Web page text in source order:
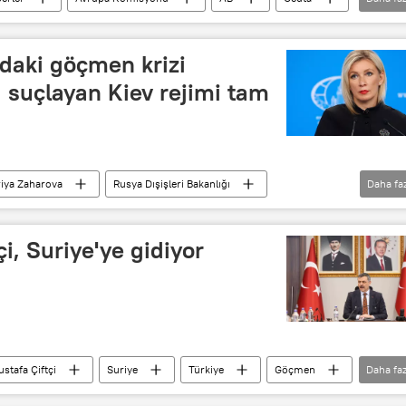
İspanya bağlantı
göçmen krizi
suçlayan Kiev rejimi tam
Zaharova
Rusya Dışişleri Bakanlığı
Sibiga İspanya
Ceuta
Daha
Suriye'ye gidiyor
Çiftçi Suriye Türkiye
Göçmen
göçmen işçiler
geri dönüş
Daha